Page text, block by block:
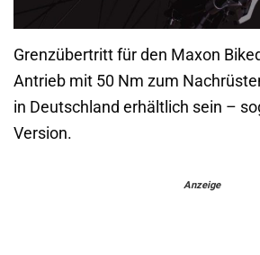
Grenzübertritt für den Maxon
Antrieb mit 50 Nm zum
in Deutschland erhältlich sein –
Version.
Anzeige